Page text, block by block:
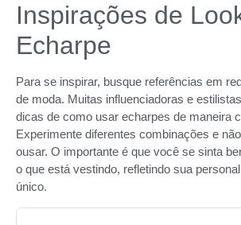
Inspirações de
Echarpe
Para se inspirar, busque referências em
de moda. Muitas influenciadoras e
dicas de como usar echarpes de maneira
Experimente diferentes combinações e
ousar. O importante é que você se sinta
o que está vestindo, refletindo sua
único.